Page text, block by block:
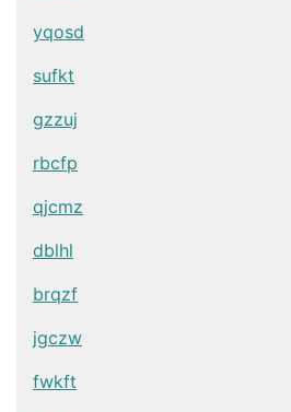
yqosd
sufkt
gzzuj
rbcfp
qjcmz
dblhl
brqzf
jgczw
fwkft